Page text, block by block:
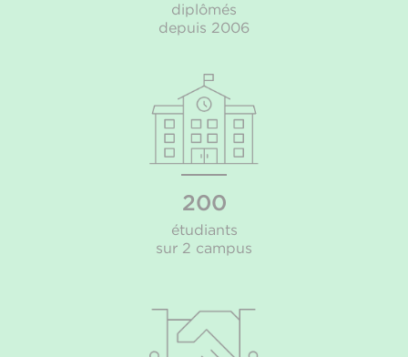
diplômés
depuis 2006
200
étudiants
sur 2 campus